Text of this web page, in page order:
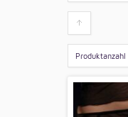
um
die
aufsteigend
Produktanzahl